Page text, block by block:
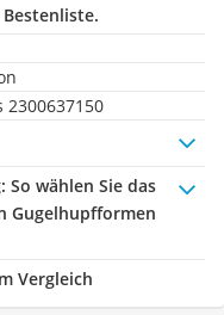
2300637150
: So wählen Sie das
Gugelhupfformen
Vergleich